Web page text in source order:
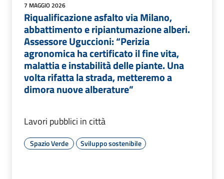
7 MAGGIO 2026
Riqualificazione asfalto via Milano,
abbattimento e ripiantumazione alberi.
Assessore Uguccioni: “Perizia
agronomica ha certificato il fine vita,
malattia e instabilità delle piante. Una
volta rifatta la strada, metteremo a
dimora nuove alberature”
Lavori pubblici in città
Spazio Verde Sviluppo sostenibile